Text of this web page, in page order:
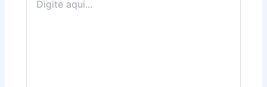
aqui...